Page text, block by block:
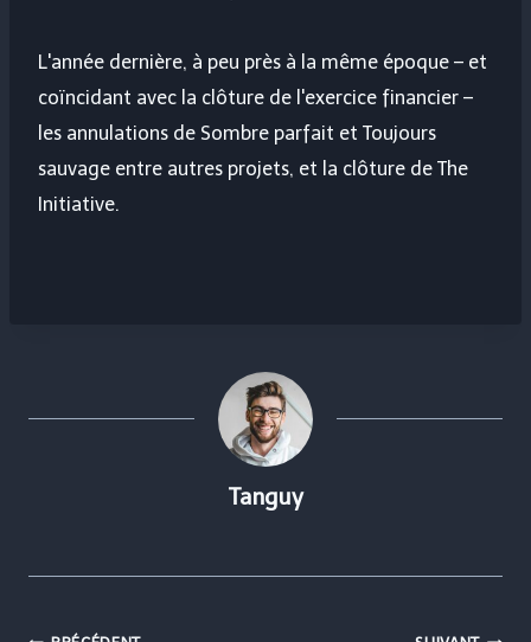
L'année dernière, à peu près à la même époque – et
coïncidant avec la clôture de l'exercice financier –
les annulations de Sombre parfait et Toujours
sauvage entre autres projets, et la clôture de The
Initiative.
Tanguy